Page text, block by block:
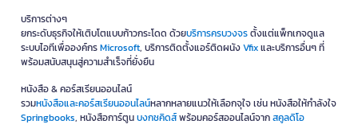
บริการต่างๆ
ยกระดับธุรกิจให้เติบโตแบบก้าวกระโดด ด้วยบริการครบวงจรตั้งแต่แพ็กเกจดูแล
ระบบไอทีเพื่อองค์กรMicrosoft, บริการติดตั้งแอร์ติดผนังVfixและบริการอื่นๆ ที่
พร้อมสนับสนุนสู่ความสำเร็จที่ยั่งยืน
หนังสือ & คอร์สเรียนออนไลน์
รวมหนังสือและคอร์สเรียนออนไลน์หลากหลายแนวให้เลือกจุใจ เช่น หนังสือให้กำลังใจ
Springbooks, หนังสือการ์ตูนบงกชคิดส์พร้อมคอร์สออนไลน์จากสคูลดิโอ